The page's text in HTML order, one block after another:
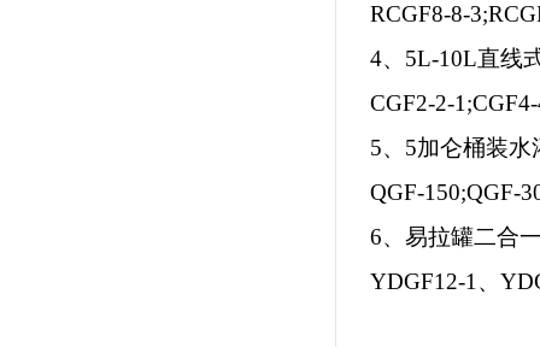
RCGF8-8-
4、5L-10L直线
CGF2-2-
5、5加仑桶装水
QGF-150;QGF-
6、易拉罐二合
YDGF12-1、